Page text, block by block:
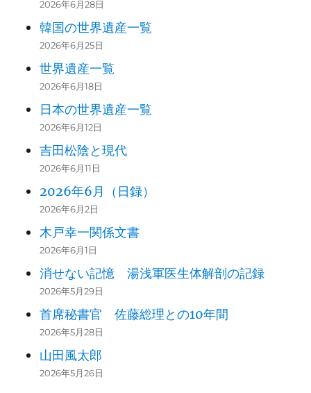
2026年6月28日
韓国の世界遺産一覧
2026年6月25日
世界遺産一覧
2026年6月18日
日本の世界遺産一覧
2026年6月12日
吉田松陰と現代
2026年6月11日
2026年6月（日録）
2026年6月2日
木戸幸一関係文書
2026年6月1日
消せない記憶 湯浅軍医生体解剖の記録
2026年5月29日
首席秘書官 佐藤総理との10年間
2026年5月28日
山田風太郎
2026年5月26日